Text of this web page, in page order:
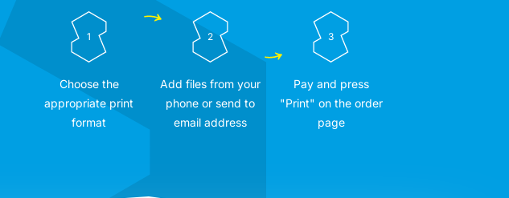
1
Choose the
appropriate print
format
2
Add files from your
phone or send to
email address
3
Pay and press
"Print" on the order
page